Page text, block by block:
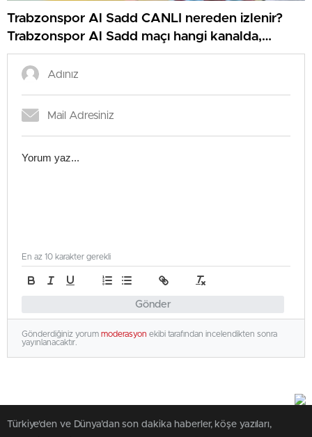
Trabzonspor Al Sadd CANLI nereden izlenir?
Trabzonspor Al Sadd maçı hangi kanalda,
nereden izlenir?
Gönder
En az 10 karakter gerekli
Gönderdiğiniz yorum moderasyon ekibi tarafından incelendikten sonra
yayınlanacaktır.
Türkiye'den ve Dünya’dan son dakika haberler, köşe yazıları,